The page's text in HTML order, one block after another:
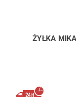
ŻYŁKA